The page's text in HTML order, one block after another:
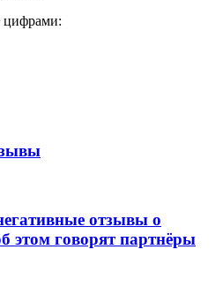
цифрами:
отзывы о
этом говорят партнёры